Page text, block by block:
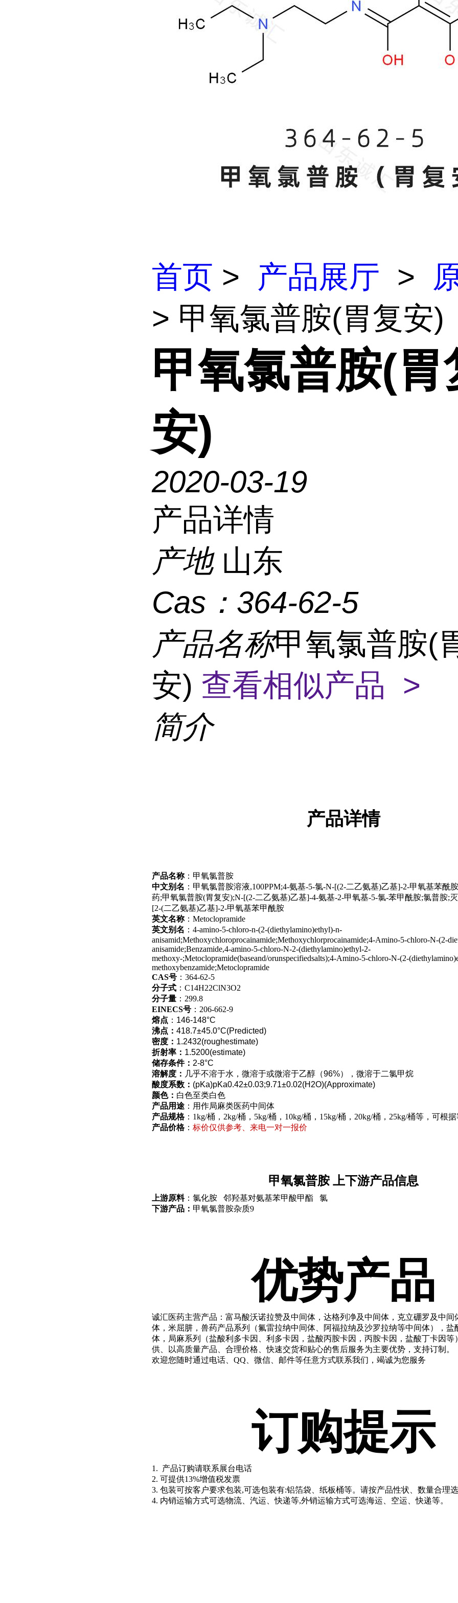
首页 > 产品展厅 >
> 甲氧氯普胺(胃复安)
甲氧氯普胺(胃
安)
2020-03-19
产品详情
产地 山东
Cas： 364-62-5
产品名称甲氧氯普胺(
安) 查看相似产品 >
简介
产品详情
产品名称：甲氧氯普胺
中文别名 ：甲氧氯普胺溶液,100PPM;4-氨基-5-氯-N-[(2-二乙氨基)乙基]-2-甲氧基苯酰
药;甲氧氯普胺(胃复安);N-[(2-二乙氨基)乙基]-4-氨基-2-甲氧基-5-氯-苯甲酰胺;氯普胺;
[2-(二乙氨基)乙基]-2-甲氧基苯甲酰胺
英文名称：Metoclopramide
英文别名 ：4-amino-5-chloro-n-(2-(diethylamino)ethyl)-n-
anisamid;Methoxychloroprocainamide;Methoxychlorprocainamide;4-Amino-5-chloro-N-(2-
anisamide;Benzamide,4-amino-5-chloro-N-2-(diethylamino)ethyl-2-
methoxy-;Metoclopramide(baseand/orunspecifiedsalts);4-Amino-5-chloro-N-(2-
methoxybenzamide;Metoclopramide
CAS号 ：364-62-5
分子式 ：C14H22ClN3O2
分子量 ：299.8
EINECS号 ：206-662-9
熔点 ：146-148°C
沸点： 418.7±45.0°C(Predicted)
密度： 1.2432(roughestimate)
折射率： 1.5200(estimate)
储存条件： 2-8°C
溶解度： 几乎不溶于水，微溶于或微溶于乙醇（96%），微溶于二氯甲烷
酸度系数： (pKa)pKa0.42±0.03;9.71±0.02(H2O)(Approximate)
颜色： 白色至类白色
产品用途 ：用作局麻类医药中间体
产品规格：1kg/桶，2kg/桶，5kg/桶，10kg/桶，15kg/桶，20kg/桶，25kg/桶等，可根
产品价格： 标价仅供参考、来电一对一报价
甲氧氯普胺 上下游产品信息
上游原料：氯化胺 邻羟基对氨基苯甲酸甲酯 氯
下游产品： 甲氧氯普胺杂质9
优势产品
诚汇医药主营产品：富马酸沃诺拉赞及中间体，达格列净及中间体，克立硼罗及中间
体，米屈肼，兽药产品系列（氟雷拉纳中间体、阿福拉纳及沙罗拉纳等中间体），盐
体，局麻系列（盐酸利多卡因、利多卡因，盐酸丙胺卡因，丙胺卡因，盐酸丁卡因等
供、以高质量产品、合理价格、快速交货和贴心的售后服务为主要优势，支持订制。
欢迎您随时通过电话、QQ、微信、邮件等任意方式联系我们，竭诚为您服务
订购提示
1. 产品订购请联系展台电话
2. 可提供13%增值税发票
3. 包装可按客户要求包装,可选包装有:铝箔袋、纸板桶等。请按产品性状、数量合理
4. 内销运输方式可选物流、汽运、快递等,外销运输方式可选海运、空运、快递等。